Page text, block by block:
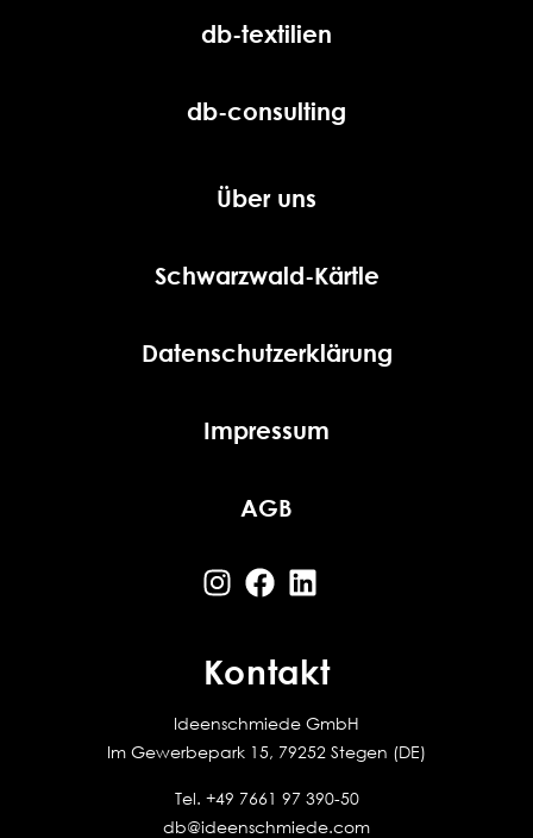
db-textilien
db-consulting
Über uns
Schwarzwald-Kärtle
Datenschutzerklärung
Impressum
AGB
Kontakt
Ideenschmiede GmbH
Im Gewerbepark 15, 79252 Stegen (DE)
Tel. +49 7661 97 390-50
db@ideenschmiede.com